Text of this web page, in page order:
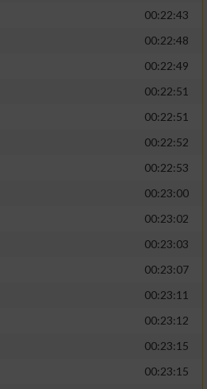
00:22:43
00:22:48
00:22:49
00:22:51
00:22:51
00:22:52
00:22:53
00:23:00
00:23:02
00:23:03
00:23:07
00:23:11
00:23:12
00:23:15
00:23:15